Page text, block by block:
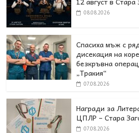
08.08.2026
Спасиха мъж с
дисекация на
безкръвна
„Тракия“
07.08.2026
Награди за
ЦПЛР – Стара
07.08.2026